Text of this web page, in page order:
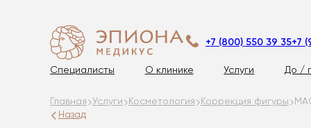
+7 (800) 550 39 35+7
Специалисты О клинике Услуги До /
Главная Услуги Косметология Коррекция фигуры
Назад